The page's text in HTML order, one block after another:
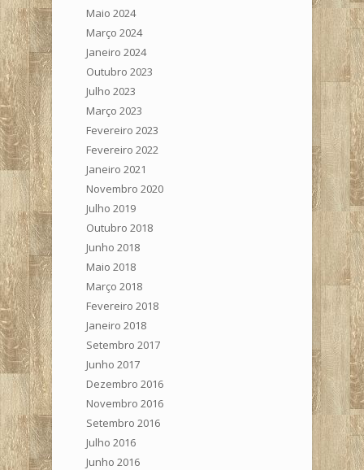
Maio 2024
Março 2024
Janeiro 2024
Outubro 2023
Julho 2023
Março 2023
Fevereiro 2023
Fevereiro 2022
Janeiro 2021
Novembro 2020
Julho 2019
Outubro 2018
Junho 2018
Maio 2018
Março 2018
Fevereiro 2018
Janeiro 2018
Setembro 2017
Junho 2017
Dezembro 2016
Novembro 2016
Setembro 2016
Julho 2016
Junho 2016